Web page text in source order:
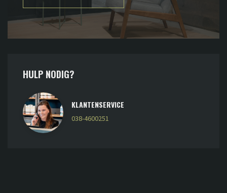
HULP NODIG?
KLANTENSERVICE
038-4600251